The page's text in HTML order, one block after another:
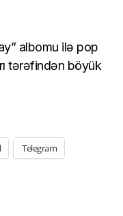
albomu ilə pop
tərəfindən böyük
Telegram